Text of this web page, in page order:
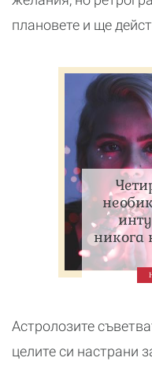
плановете и ще
никога
Астролозите
целите си настрани